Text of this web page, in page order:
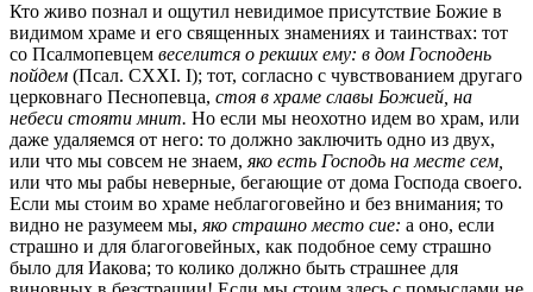
Кто живо познал и ощутил невидимое присутствие Божие в
видимом храме и его священных знамениях и таинствах: тот
со Псалмопевцем веселится о рекших ему: в дом Господень
пойдем (Псал. CXXI. I); тот, согласно с чувствованием другаго
церковнаго Песнопевца, стоя в храме славы Божией, на
небеcu стояти мнит. Но если мы неохотно идем во храм, или
даже удаляемся от него: то должно заключить одно из двух,
или что мы совсем не знаем, яко есть Господь на месте сем,
или что мы рабы неверные, бегающие от дома Господа своего.
Если мы стоим во храме неблагоговейно и без внимания; то
видно не разумеем мы, яко страшно месmo cиe: а оно, если
страшно и для благоговейных, как подобное сему страшно
было для Иакова; то колико должно быть cтpaшнее для